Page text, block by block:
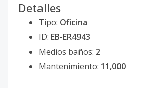
Detalles
Tipo: Oficina
ID: EB-ER4943
Medios baños: 2
Mantenimiento: 11,000